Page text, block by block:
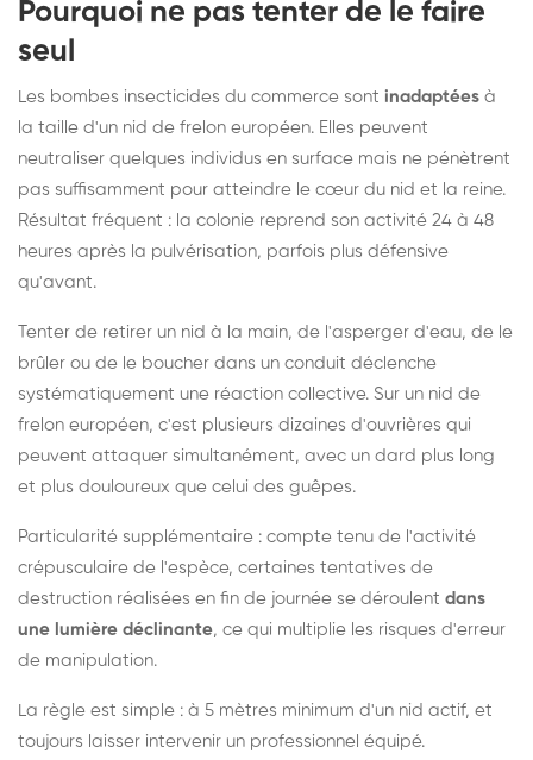
Pourquoi ne pas tenter de le faire
seul
Les bombes insecticides du commerce sont inadaptées à
la taille d'un nid de frelon européen. Elles peuvent
neutraliser quelques individus en surface mais ne pénètrent
pas suffisamment pour atteindre le cœur du nid et la reine.
Résultat fréquent : la colonie reprend son activité 24 à 48
heures après la pulvérisation, parfois plus défensive
qu'avant.
Tenter de retirer un nid à la main, de l'asperger d'eau, de le
brûler ou de le boucher dans un conduit déclenche
systématiquement une réaction collective. Sur un nid de
frelon européen, c'est plusieurs dizaines d'ouvrières qui
peuvent attaquer simultanément, avec un dard plus long
et plus douloureux que celui des guêpes.
Particularité supplémentaire : compte tenu de l'activité
crépusculaire de l'espèce, certaines tentatives de
destruction réalisées en fin de journée se déroulent dans
une lumière déclinante, ce qui multiplie les risques d'erreur
de manipulation.
La règle est simple : à 5 mètres minimum d'un nid actif, et
toujours laisser intervenir un professionnel équipé.